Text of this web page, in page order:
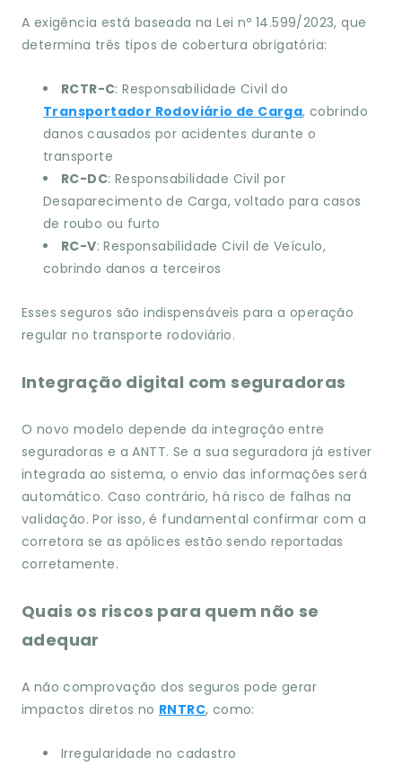
A exigência está baseada na Lei nº 14.599/2023, que
determina três tipos de cobertura obrigatória:
RCTR-C: Responsabilidade Civil do
Transportador Rodoviário de Carga, cobrindo
danos causados por acidentes durante o
transporte
RC-DC: Responsabilidade Civil por
Desaparecimento de Carga, voltado para casos
de roubo ou furto
RC-V: Responsabilidade Civil de Veículo,
cobrindo danos a terceiros
Esses seguros são indispensáveis para a operação
regular no transporte rodoviário.
Integração digital com seguradoras
O novo modelo depende da integração entre
seguradoras e a ANTT. Se a sua seguradora já estiver
integrada ao sistema, o envio das informações será
automático. Caso contrário, há risco de falhas na
validação. Por isso, é fundamental confirmar com a
corretora se as apólices estão sendo reportadas
corretamente.
Quais os riscos para quem não se
adequar
A não comprovação dos seguros pode gerar
impactos diretos no RNTRC, como:
Irregularidade no cadastro